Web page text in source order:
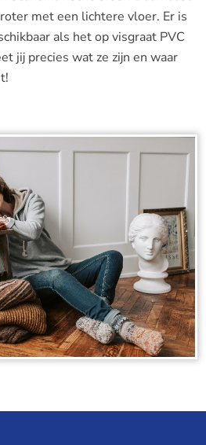
met een lichtere vloer. Er is
als het op visgraat PVC
jij precies wat ze zijn en waar